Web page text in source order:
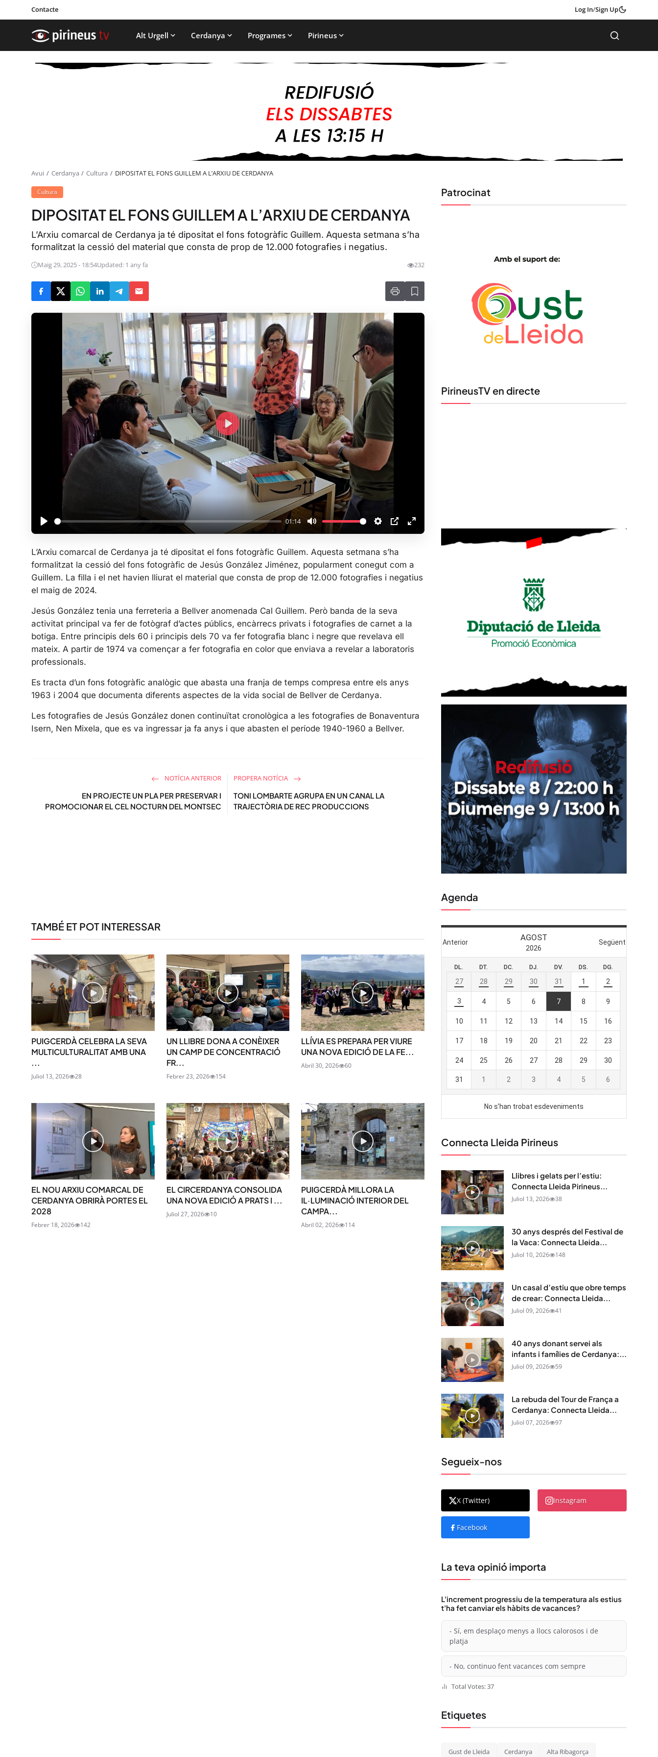
Contacte Log In/Sign Up
Alt Urgell Cerdanya Programes Pirineus
Avui Cerdanya Cultura DIPOSITAT EL FONS GUILLEM A L’ARXIU DE CERDANYA
Cultura
DIPOSITAT EL FONS GUILLEM A L’ARXIU DE CERDANYA
L’Arxiu comarcal de Cerdanya ja té dipositat el fons fotogràfic Guillem. Aquesta setmana s’ha
formalitzat la cessió del material que consta de prop de 12.000 fotografies i negatius.
Maig 29, 2025 - 18:54Updated: 1 any fa 232
P
a
y
01:14
M
t
e
S
t
t
i
s
P
P
E
e
r
l
c
P
l
a
y
L’Arxiu comarcal de Cerdanya ja té dipositat el fons fotogràfic Guillem. Aquesta setmana s’ha
formalitzat la cessió del fons fotogràfic de Jesús González Jiménez, popularment conegut com a
Guillem. La filla i el net havien lliurat el material que consta de prop de 12.000 fotografies i negatius
el maig de 2024.
Jesús González tenia una ferreteria a Bellver anomenada Cal Guillem. Però banda de la seva
activitat principal va fer de fotògraf d’actes públics, encàrrecs privats i fotografies de carnet a la
botiga. Entre principis dels 60 i principis dels 70 va fer fotografia blanc i negre que revelava ell
mateix. A partir de 1974 va començar a fer fotografia en color que enviava a revelar a laboratoris
professionals.
Es tracta d’un fons fotogràfic analògic que abasta una franja de temps compresa entre els anys
1963 i 2004 que documenta diferents aspectes de la vida social de Bellver de Cerdanya.
Les fotografies de Jesús González donen continuïtat cronològica a les fotografies de Bonaventura
Isern, Nen Mixela, que es va ingressar ja fa anys i que abasten el període 1940-1960 a Bellver.
NOTÍCIA ANTERIOR
EN PROJECTE UN PLA PER PRESERVAR I
PROMOCIONAR EL CEL NOCTURN DEL MONTSEC
PROPERA NOTÍCIA
TONI LOMBARTE AGRUPA EN UN CANAL LA
TRAJECTÒRIA DE REC PRODUCCIONS
TAMBÉ ET POT INTERESSAR
PUIGCERDÀ CELEBRA LA SEVA
MULTICULTURALITAT AMB UNA
...
Juliol 13, 2026 28
UN LLIBRE DONA A CONÈIXER
UN CAMP DE CONCENTRACIÓ
FR...
Febrer 23, 2026 154
LLÍVIA ES PREPARA PER VIURE
UNA NOVA EDICIÓ DE LA FE...
Abril 30, 2026 60
EL NOU ARXIU COMARCAL DE
CERDANYA OBRIRÀ PORTES EL
2028
Febrer 18, 2026 142
EL CIRCERDANYA CONSOLIDA
UNA NOVA EDICIÓ A PRATS I ...
Juliol 27, 2026 10
PUIGCERDÀ MILLORA LA
IL·LUMINACIÓ INTERIOR DEL
CAMPA...
Abril 02, 2026 114
Patrocinat
PirineusTV en directe
Agenda
Connecta Lleida Pirineus
Llibres i gelats per l’estiu:
Connecta Lleida Pirineus...
Juliol 13, 2026 38
30 anys després del Festival de
la Vaca: Connecta Lleida...
Juliol 10, 2026 148
Un casal d’estiu que obre temps
de crear: Connecta Lleida...
Juliol 09, 2026 41
40 anys donant servei als
infants i famílies de Cerdanya:...
Juliol 09, 2026 59
La rebuda del Tour de França a
Cerdanya: Connecta Lleida...
Juliol 07, 2026 97
Segueix-nos
X (Twitter) Instagram
Facebook
La teva opinió importa
L'increment progressiu de la temperatura als estius
t'ha fet canviar els hàbits de vacances?
- Sí, em desplaço menys a llocs calorosos i de
platja
- No, continuo fent vacances com sempre
Total Votes: 37
Etiquetes
Gust de Lleida Cerdanya Alta Ribagorça
Uneix-te al nostre butlletí
Tota l’actualitat, seleccionada i enviada
directament al teu correu. Subscriu-te al nostre
butlletí i segueix la informació que importa.
SUBSCRIU-TE